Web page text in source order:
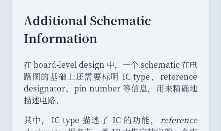
Additional Schematic
Information
在 board-level design 中，
一个 schematic 在电
路图的基础上还需要标明 IC type、
reference
designator、 pin number 等信息，
用来精确地
描述电路。
其中， IC type 描述了 IC 的功能，
reference